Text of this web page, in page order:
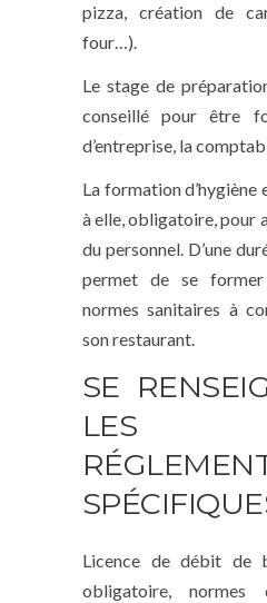
pizza, création de
four…).
Le stage de
conseillé pour être
d’entreprise, la
La formation d’hygiène
à elle, obligatoire, pour
du personnel. D’une
permet de se former
normes sanitaires à
son restaurant.
SE
LES
Licence de débit de
obligatoire,